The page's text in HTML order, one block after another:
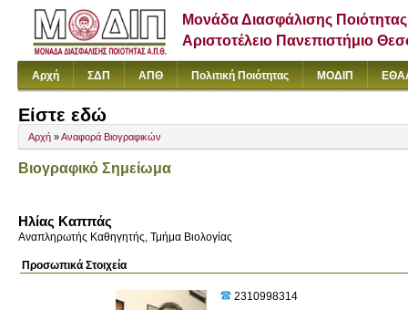
Μονάδα Διασφάλισης Ποιότητας
Αριστοτέλειο Πανεπιστήμιο
Αρχή ΣΔΠ ΑΠΘ Πολιτική Ποιότητας ΜΟΔΙΠ
Είστε εδώ
Αρχή »Αναφορά Βιογραφικών
Βιογραφικό Σημείωμα
Ηλίας Καππάς
Αναπληρωτής Καθηγητής, Τμήμα Βιολογίας
Προσωπικά Στοιχεία
2310998314